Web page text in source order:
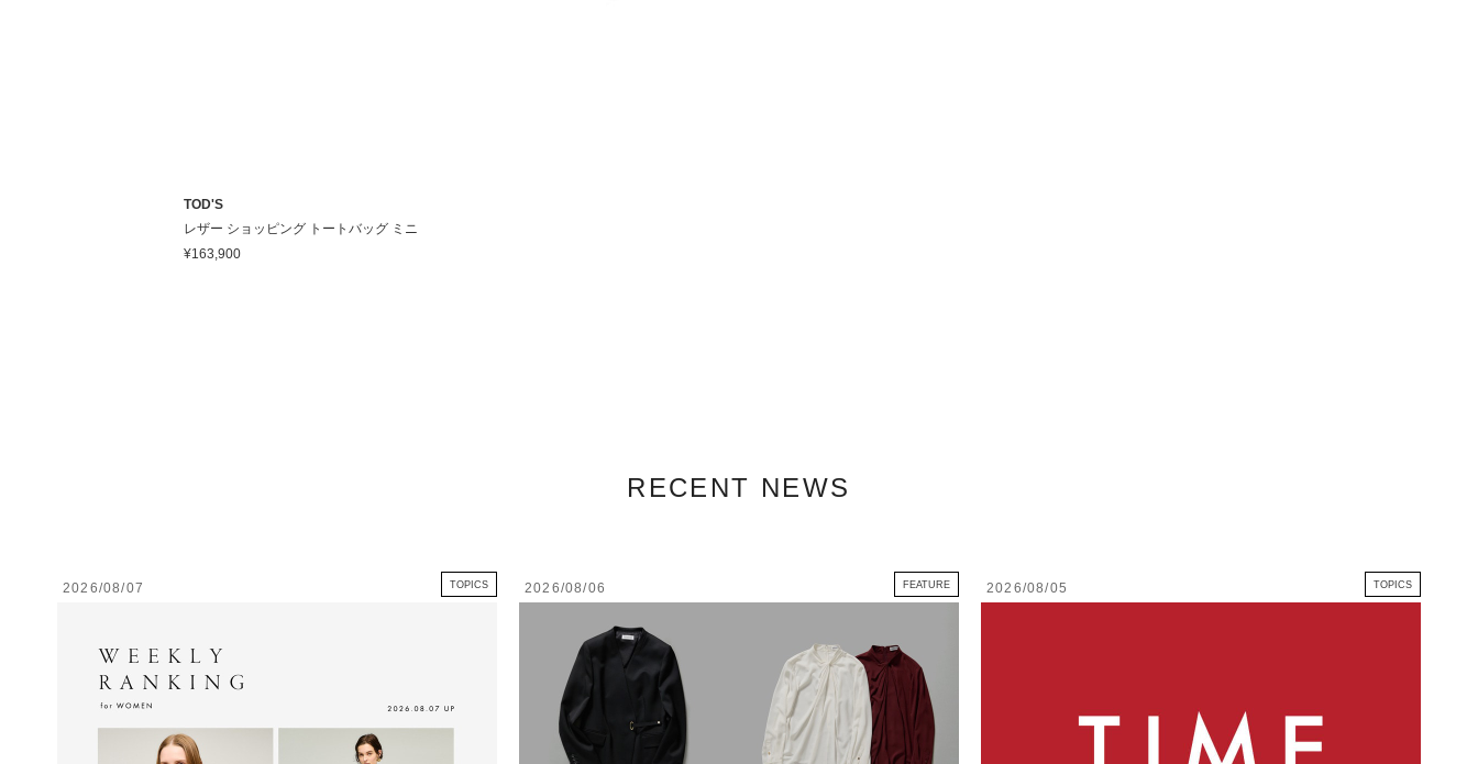
TOD'S
レザー ショッピング トートバッグ ミニ
¥163,900
RECENT NEWS
2026/08/07 TOPICS 2026/08/06 FEATURE 2026/08/05 TOPICS